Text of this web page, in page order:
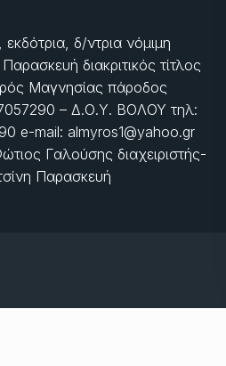
εκδότρια, δ/ντρια νόμιμη
διακριτικός τίτλος
Μαγνησίας πάροδος
– Δ.Ο.Υ. ΒΟΛΟΥ τηλ:
e-mail: almyros1@yahoo.gr
Γαλούσης διαχειριστής-
Παρασκευή